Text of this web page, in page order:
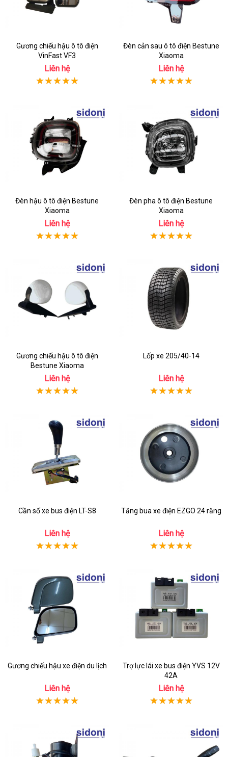
Gương chiếu hậu ô tô điện
VinFast VF3
Liên hệ
Đèn cản sau ô tô điện Bestune
Xiaoma
Liên hệ
Đèn hậu ô tô điện Bestune
Xiaoma
Liên hệ
Đèn pha ô tô điện Bestune
Xiaoma
Liên hệ
Gương chiếu hậu ô tô điện
Bestune Xiaoma
Liên hệ
Lốp xe 205/40-14
Liên hệ
Cần số xe bus điện LT-S8
Liên hệ
Tăng bua xe điện EZGO 24 răng
Liên hệ
Gương chiếu hậu xe điện du lịch
Liên hệ
Trợ lực lái xe bus điện YVS 12V
42A
Liên hệ